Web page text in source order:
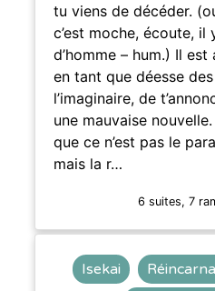
tu viens de décéder.
c’est moche, écoute, il
d’homme – hum.) Il
en tant que déesse
l’imaginaire, de
une mauvaise
que ce n’est pas le
mais la r…
6 suites, 7
Isekai